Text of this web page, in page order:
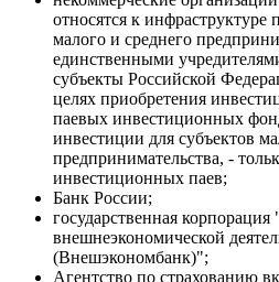
относятся к инфраструктуре
малого и среднего
единственными
субъекты Российской
целях приобретения
паевых инвестиционных
инвестиции для субъектов
предпринимательства, -
инвестиционных паев;
Банк России;
государственная корпорация
внешнеэкономической
(Внешэкономбанк)";
Агентство по страхованию